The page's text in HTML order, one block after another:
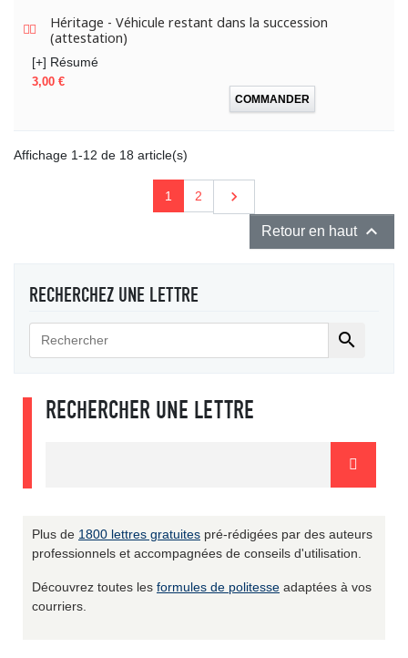
Héritage - Véhicule restant dans la succession
(attestation)
[+] Résumé
Prix
3,00 €
COMMANDER
Affichage 1-12 de 18 article(s)
1 2 Suivant

Retour en haut 
RECHERCHEZ UNE LETTRE

RECHERCHER UNE LETTRE
Plus de 1800 lettres gratuites pré-rédigées par des auteurs
professionnels et accompagnées de conseils d'utilisation.
Découvrez toutes les formules de politesse adaptées à vos
courriers.